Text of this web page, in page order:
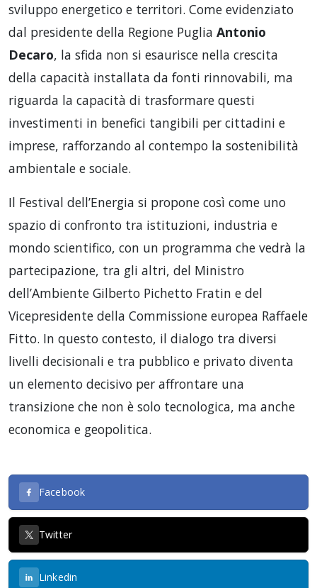
sviluppo energetico e territori. Come evidenziato
dal presidente della Regione Puglia Antonio
Decaro, la sfida non si esaurisce nella crescita
della capacità installata da fonti rinnovabili, ma
riguarda la capacità di trasformare questi
investimenti in benefici tangibili per cittadini e
imprese, rafforzando al contempo la sostenibilità
ambientale e sociale.
Il Festival dell’Energia si propone così come uno
spazio di confronto tra istituzioni, industria e
mondo scientifico, con un programma che vedrà la
partecipazione, tra gli altri, del Ministro
dell’Ambiente Gilberto Pichetto Fratin e del
Vicepresidente della Commissione europea Raffaele
Fitto. In questo contesto, il dialogo tra diversi
livelli decisionali e tra pubblico e privato diventa
un elemento decisivo per affrontare una
transizione che non è solo tecnologica, ma anche
economica e geopolitica.
Facebook
Twitter
Linkedin